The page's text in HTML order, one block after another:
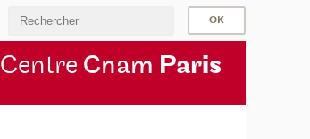
Centre Cnam Paris